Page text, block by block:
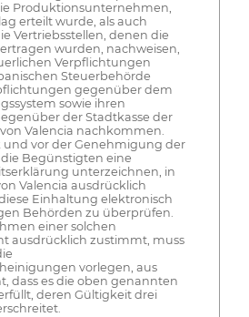
Produktionsunternehmen,
erteilt wurde, als auch
Vertriebsstellen, denen die
wurden, nachweisen,
Verpflichtungen
Steuerbehörde
gegenüber dem
sowie ihren
der Stadtkasse der
Valencia nachkommen.
und vor der Genehmigung der
Begünstigten eine
unterzeichnen, in
Valencia ausdrücklich
Einhaltung elektronisch
Behörden zu überprüfen.
einer solchen
ausdrücklich zustimmt, muss
vorlegen, aus
dass es die oben genannten
deren Gültigkeit drei